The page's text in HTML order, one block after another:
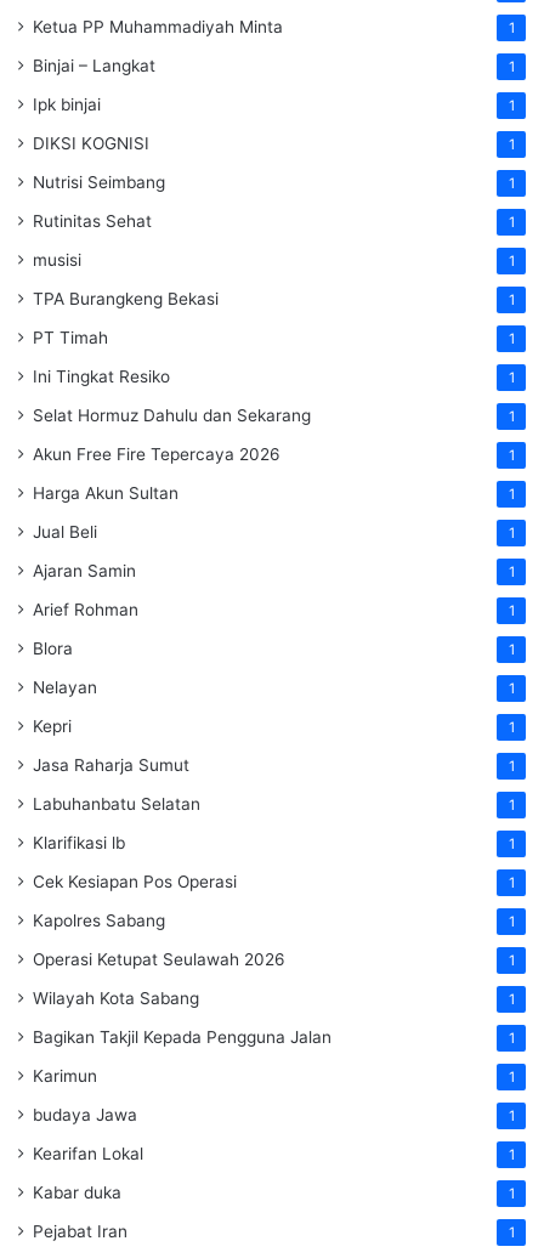
Ketua PP Muhammadiyah Minta 1
Binjai – Langkat 1
Ipk binjai 1
DIKSI KOGNISI 1
Nutrisi Seimbang 1
Rutinitas Sehat 1
musisi 1
TPA Burangkeng Bekasi 1
PT Timah 1
Ini Tingkat Resiko 1
Selat Hormuz Dahulu dan Sekarang 1
Akun Free Fire Tepercaya 2026 1
Harga Akun Sultan 1
Jual Beli 1
Ajaran Samin 1
Arief Rohman 1
Blora 1
Nelayan 1
Kepri 1
Jasa Raharja Sumut 1
Labuhanbatu Selatan 1
Klarifikasi lb 1
Cek Kesiapan Pos Operasi 1
Kapolres Sabang 1
Operasi Ketupat Seulawah 2026 1
Wilayah Kota Sabang 1
Bagikan Takjil Kepada Pengguna Jalan 1
Karimun 1
budaya Jawa 1
Kearifan Lokal 1
Kabar duka 1
Pejabat Iran 1